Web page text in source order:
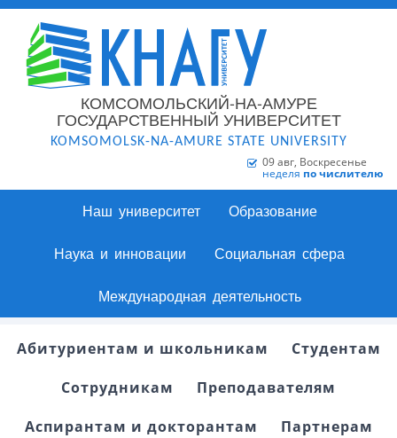
КОМСОМОЛЬСКИЙ-НА-АМУРЕ
ГОСУДАРСТВЕННЫЙ УНИВЕРСИТЕТ
KOMSOMOLSK-NA-AMURE STATE UNIVERSITY
09 авг, Воскресенье
неделя по числителю
Наш университет Образование
Наука и инновации Социальная сфера
Международная деятельность
Абитуриентам и школьникам
Студентам
Сотрудникам
Преподавателям
Аспирантам и докторантам
Партнерам